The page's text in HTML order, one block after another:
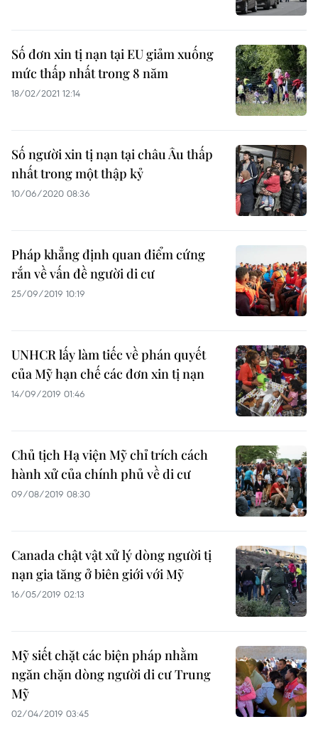
Số đơn xin tị nạn tại EU giảm xuống
mức thấp nhất trong 8 năm
18/02/2021 12:14
Số người xin tị nạn tại châu Âu thấp
nhất trong một thập kỷ
10/06/2020 08:36
Pháp khẳng định quan điểm cứng
rắn về vấn đề người di cư
25/09/2019 10:19
UNHCR lấy làm tiếc về phán quyết
của Mỹ hạn chế các đơn xin tị nạn
14/09/2019 01:46
Chủ tịch Hạ viện Mỹ chỉ trích cách
hành xử của chính phủ về di cư
09/08/2019 08:30
Canada chật vật xử lý dòng người tị
nạn gia tăng ở biên giới với Mỹ
16/05/2019 02:13
Mỹ siết chặt các biện pháp nhằm
ngăn chặn dòng người di cư Trung
Mỹ
02/04/2019 03:45